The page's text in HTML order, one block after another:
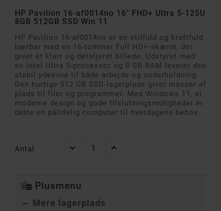
HP Pavilion 16-af0014no 16" FHD+ Ultra 5-125U
8GB 512GB SSD Win 11
HP Pavilion 16-af0014no er en stilfuld og kraftfuld
bærbar med en 16-tommer Full HD+-skærm, der
giver et klart og detaljeret billede. Udstyret med
en Intel Ultra 5-processor og 8 GB RAM leverer den
stabil ydeevne til både arbejde og underholdning.
Den hurtige 512 GB SSD-lagerplads giver masser af
plads til filer og programmer. Med Windows 11, et
moderne design og gode tilslutningsmuligheder er
dette en pålidelig computer til hverdagens behov.
Antal
Plusmenu
 Mere lagerplads